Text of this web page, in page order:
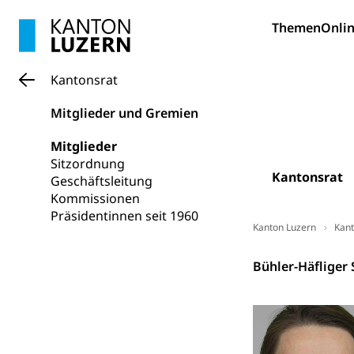
Themen
Kantonsrat
Kantonsrat
Mitglieder und Gremien
Mitglieder
Sitzordnung
Geschäftsleitung
Kommissionen
Präsidentinnen seit 1960
Kanton Luzern
Kantonsrat
Bühler-Häfliger
Archive und
Kulturpolitik,
Schule und
Schiene und